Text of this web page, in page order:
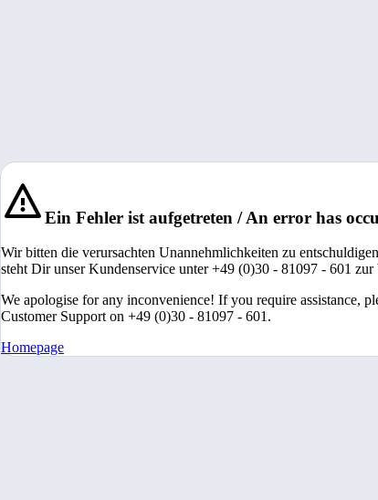
Ein Fehler ist aufgetreten / An error has
Wir bitten die verursachten Unannehmlichkeiten zu
steht Dir unser Kundenservice unter +49 (0)30 - 81097 - 601 zur
We apologise for any inconvenience! If you require assistance,
Customer Support on +49 (0)30 - 81097 - 601.
Homepage